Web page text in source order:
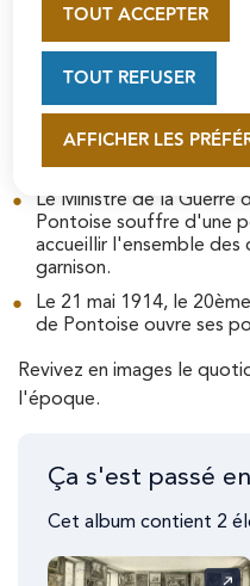
AFFICHER LES
TOUT ACCEPTER
TOUT REFUSER
Soutenez la
Maclou en vous
Fondation
En savoir plus
Découvrez les
marquants du
collections et de son
municipalité.
Le Ministre de la Guerre
Pontoise souffre d'une
accueillir l'ensemble
garnison.
Le 21 mai 1914, le
de Pontoise ouvre ses
Revivez en images le
l'époque.
Ça s'est passé
Cet album contient 2